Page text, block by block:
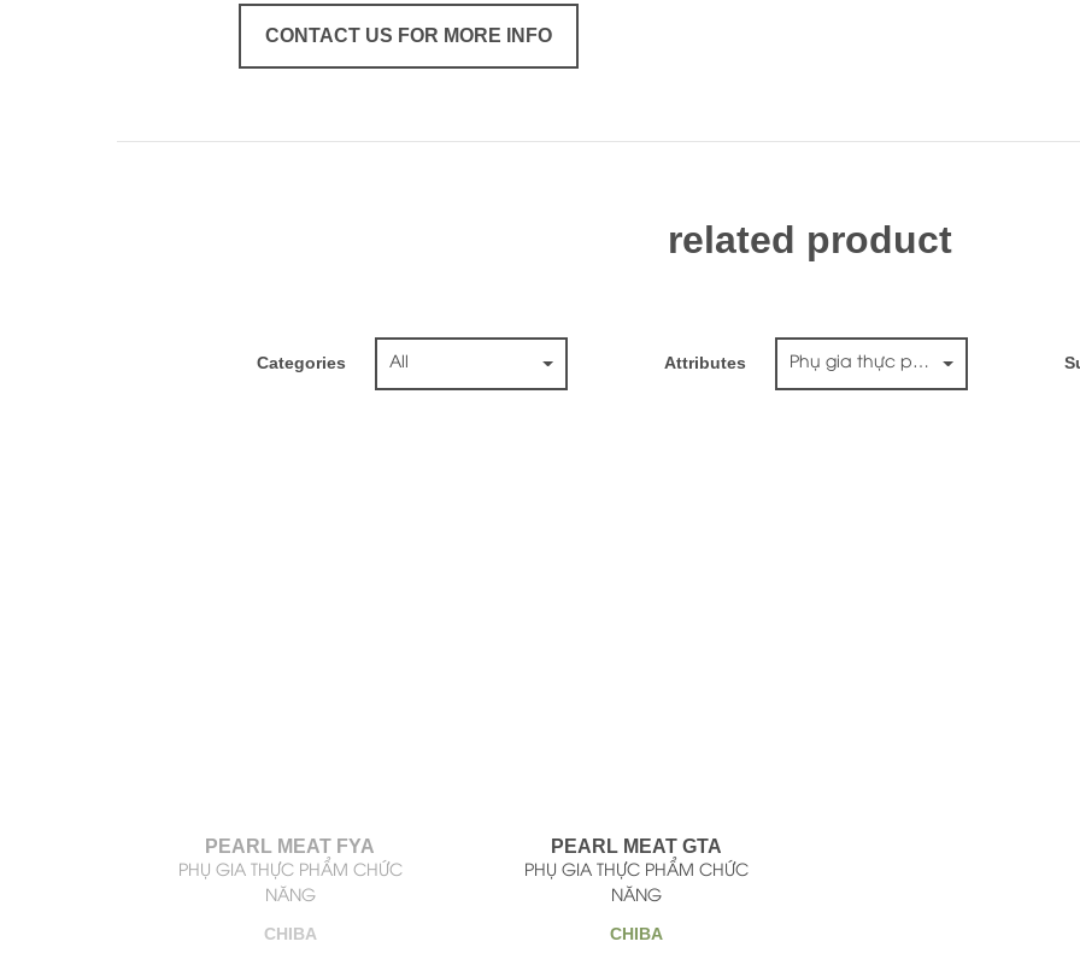
CONTACT US FOR MORE INFO
related product
Categories All Attributes Phụ gia thực phẩm chức năng
PEARL MEAT FYA
PHỤ GIA THỰC PHẨM CHỨC
NĂNG
CHIBA
PEARL MEAT GTA
PHỤ GIA THỰC PHẨM CHỨC
NĂNG
CHIBA